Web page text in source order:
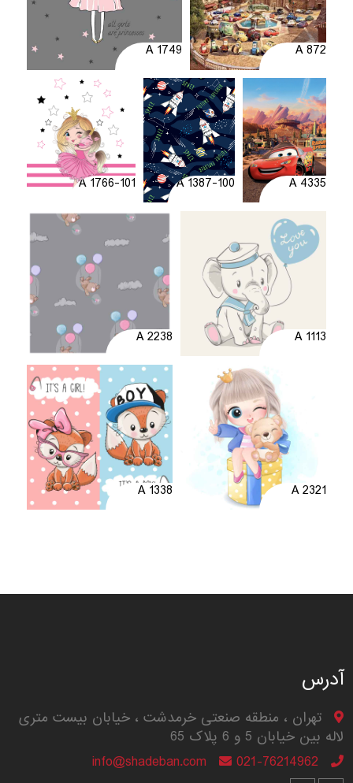
A 872
A 1749
A 4335
A 1387-100
A 1766-101
A 1113
A 2238
A 2321
A 1338
آدرس
تهران ، منطقه صنعتی خرمدشت ، خیابان بیست متری
لاله بین خیابان 5 و 6 پلاک 65
021-76214962
info@shadeban.com